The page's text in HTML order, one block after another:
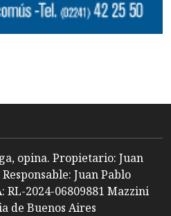
opina. Propietario: Juan
Juan Pablo
RL-2024-06809881 Mazzini
de Buenos Aires